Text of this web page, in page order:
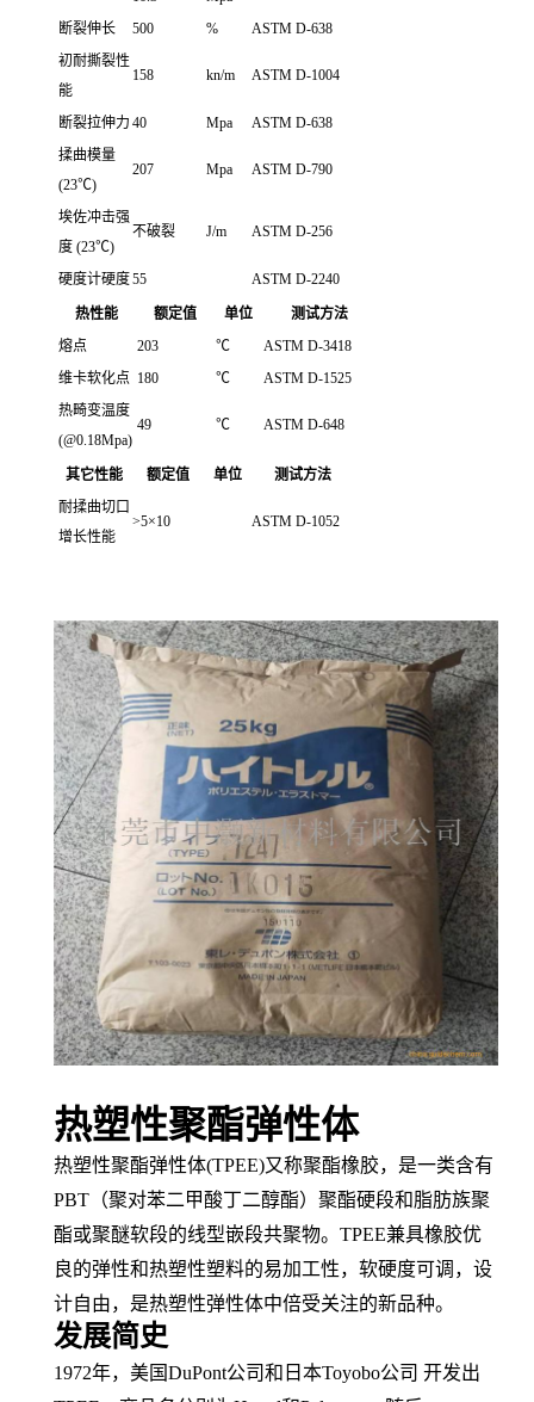
断裂伸长
500 %
ASTM D-638
初耐撕裂性
能
158 kn/m ASTM D-1004
断裂拉伸力 40 Mpa
ASTM D-638
揉曲模量
(23℃)
207 Mpa ASTM D-790
埃佐冲击强
度 (23℃)
不破裂 J/m ASTM D-256
硬度计硬度55 ASTM D-2240
热性能 额定值 单位
测试方法
熔点
203 ℃
ASTM D-3418
维卡软化点 180 ℃
ASTM D-1525
热畸变温度
(@0.18Mpa)
49 ℃ ASTM D-648
其它性能 额定值 单位
测试方法
耐揉曲切口
增长性能
>5×10 ASTM D-1052
热塑性聚酯弹性体
热塑性聚酯弹性体(TPEE)又称聚酯橡胶，是一类含有
PBT（聚对苯二甲酸丁二醇酯）聚酯硬段和脂肪族聚
酯或聚醚软段的线型嵌段共聚物。 TPEE兼具橡胶优
良的弹性和热塑性塑料的易加工性，软硬度可调， 设
计自由，是热塑性弹性体中倍受关注的新品种。
发展简史
1972年，美国DuPont公司和日本Toyobo公司 开发出